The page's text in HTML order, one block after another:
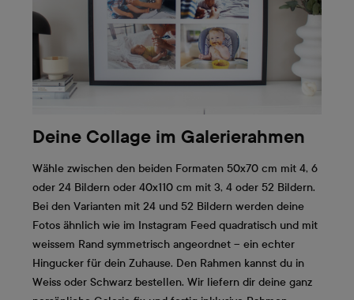
Deine Collage im Galerierahmen
Wähle zwischen den beiden Formaten 50x70 cm mit 4, 6
oder 24 Bildern oder 40x110 cm mit 3, 4 oder 52 Bildern.
Bei den Varianten mit 24 und 52 Bildern werden deine
Fotos ähnlich wie im Instagram Feed quadratisch und mit
weissem Rand symmetrisch angeordnet – ein echter
Hingucker für dein Zuhause. Den Rahmen kannst du in
Weiss oder Schwarz bestellen. Wir liefern dir deine ganz